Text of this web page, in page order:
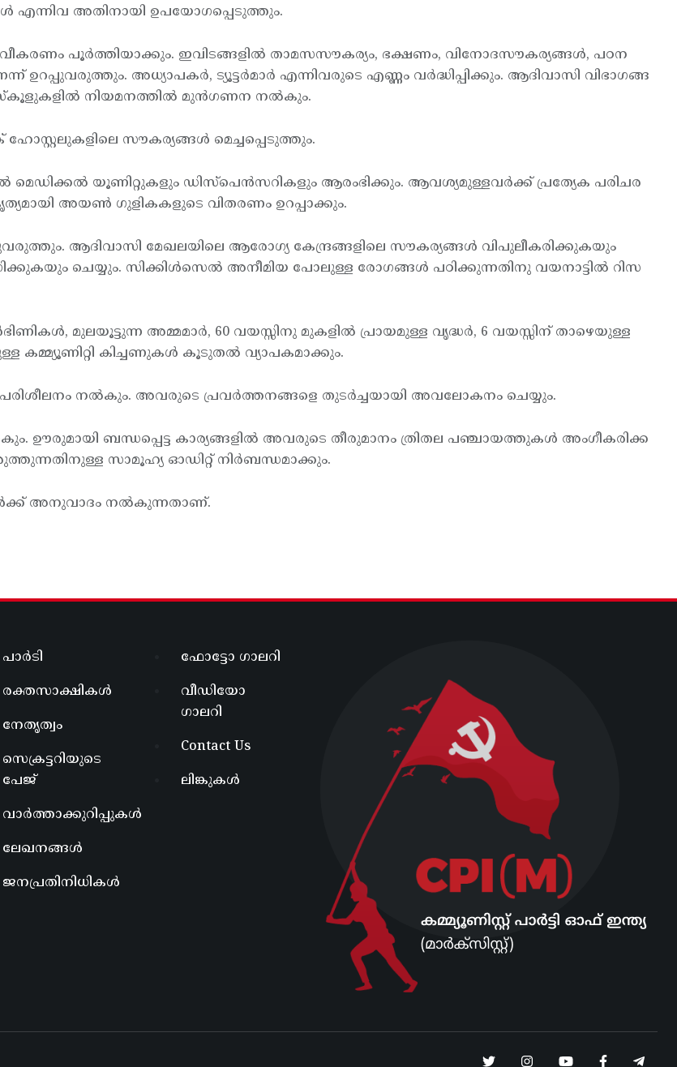
എന്നിവ അതിനായി ഉപയോഗപ്പെടുത്തും.
പൂര്‍ത്തിയാക്കും. ഇവിടങ്ങളില്‍ താമസസൗകര്യം, ഭക്ഷണം, വിനോദസൗകര്യങ്ങള്‍, പഠന
അധ്യാപകര്‍, ട്യൂട്ടര്‍മാര്‍ എന്നിവരുടെ എണ്ണം വര്‍ദ്ധിപ്പിക്കും. ആദിവാസി വിഭാഗങ്ങ
സ്കൂളുകളില്‍ നിയമനത്തില്‍ മുന്‍ഗണന നല്‍കും.
ഹോസ്റ്റലുകളിലെ സൗകര്യങ്ങള്‍ മെച്ചപ്പെടുത്തും.
യൂണിറ്റുകളും ഡിസ്പെന്‍സറികളും ആരംഭിക്കും. ആവശ്യമുള്ളവര്‍ക്ക് പ്രത്യേക പരിചര
അയണ്‍ ഗുളികകളുടെ വിതരണം ഉറപ്പാക്കും.
ആദിവാസി മേഖലയിലെ ആരോഗ്യ കേന്ദ്രങ്ങളിലെ സൗകര്യങ്ങള്‍ വിപുലീകരിക്കുകയും
ചെയ്യും. സിക്കിള്‍സെല്‍ അനീമിയ പോലുള്ള രോഗങ്ങള്‍ പഠിക്കുന്നതിനു വയനാട്ടില്‍ റിസ
മുലയൂട്ടുന്ന അമ്മമാര്‍, 60 വയസ്സിനു മുകളില്‍ പ്രായമുള്ള വൃദ്ധര്‍, 6 വയസ്സിന് താഴെയുള്ള
കിച്ചണുകള്‍ കൂടുതല്‍ വ്യാപകമാക്കും.
നല്‍കും. അവരുടെ പ്രവര്‍ത്തനങ്ങളെ തുടര്‍ച്ചയായി അവലോകനം ചെയ്യും.
ബന്ധപ്പെട്ട കാര്യങ്ങളില്‍ അവരുടെ തീരുമാനം ത്രിതല പഞ്ചായത്തുകള്‍ അംഗീകരിക്ക
സാമൂഹ്യ ഓഡിറ്റ് നിര്‍ബന്ധമാക്കും.
അനുവാദം നല്‍കുന്നതാണ്.
പാർടി
രക്തസാക്ഷികൾ
നേതൃത്വം
സെക്രട്ടറിയുടെ
പേജ്
വാർത്താക്കുറിപ്പുകൾ
ലേഖനങ്ങൾ
ജനപ്രതിനിധികൾ
ഫോട്ടോ ഗാലറി
വീഡിയോ
ഗാലറി
Contact Us
ലിങ്കുകൾ